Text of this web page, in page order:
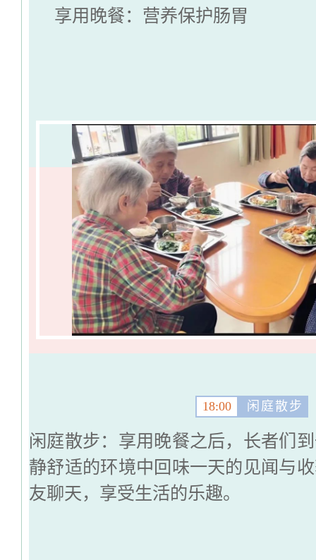
享用晚餐：营养保护肠胃
18:00 闲庭散步
闲庭散步：享用晚餐之后，长者们
静舒适的环境中回味一天的见闻与
友聊天，享受生活的乐趣。